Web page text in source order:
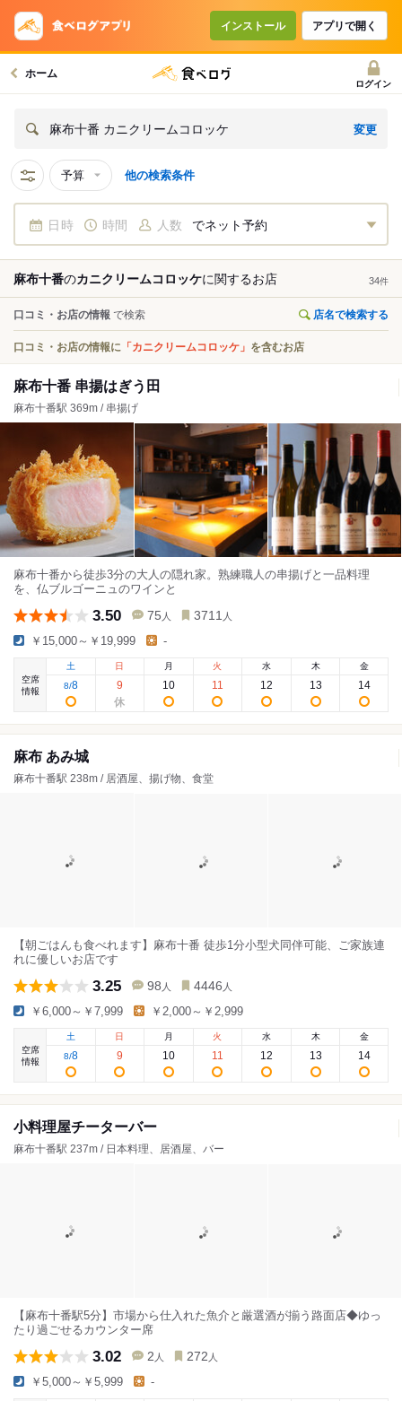
インストール アプリで開く
ホーム
ログイン
麻布十番 カニクリームコロッケ 変更
予算 他の検索条件
日時 時間 人数 でネット予約
麻布十番のカニクリームコロッケに関するお店 34件
口コミ・お店の情報 で検索 店名で検索する
口コミ・お店の情報に 「カニクリームコロッケ」 を含むお店
麻布十番 串揚はぎう田
麻布十番駅 369m / 串揚げ
麻布十番から徒歩3分の大人の隠れ家。熟練職人の串揚げと一品料理
を、仏ブルゴーニュのワインと
3.50 75 人 3711 人
￥15,000～￥19,999 -
空席
情報
土
8/8
日
9
月
10
火
11
水
12
木
13
金
14
麻布 あみ城
麻布十番駅 238m / 居酒屋、揚げ物、食堂
【朝ごはんも食べれます】麻布十番 徒歩1分小型犬同伴可能、ご家族連
れに優しいお店です
3.25 98 人 4446 人
￥6,000～￥7,999 ￥2,000～￥2,999
空席
情報
土
8/8
日
9
月
10
火
11
水
12
木
13
金
14
小料理屋チーターバー
麻布十番駅 237m / 日本料理、居酒屋、バー
【麻布十番駅5分】市場から仕入れた魚介と厳選酒が揃う路面店◆ゆっ
たり過ごせるカウンター席
3.02 2 人 272 人
￥5,000～￥5,999 -